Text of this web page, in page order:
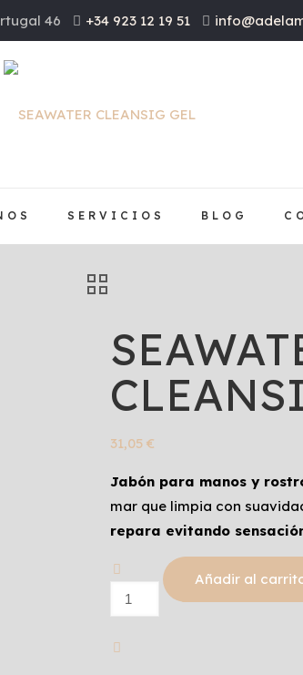
46 +34 923 12 19 51
SERVICIOS BLOG
31,05 €
Jabón para manos y
mar que limpia con
repara evitando
SEAWATER
CLEANSIG
GEL
Añadir al